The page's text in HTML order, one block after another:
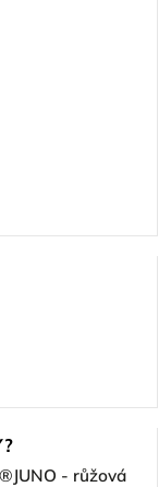
- růžová